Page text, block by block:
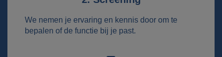
We nemen je ervaring en kennis door om te
bepalen of de functie bij je past.